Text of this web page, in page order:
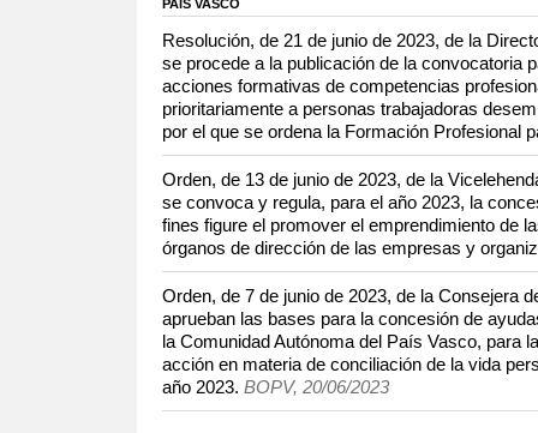
PAÍS VASCO
Resolución, de 21 de junio de 2023, de la
se procede a la publicación de la convocatoria
acciones formativas de competencias
prioritariamente a personas trabajadoras
por el que se ordena la Formación Profesional
Orden, de 13 de junio de 2023, de la
se convoca y regula, para el año 2023, la
fines figure el promover el emprendimiento de
órganos de dirección de las empresas y
Orden, de 7 de junio de 2023, de la Consejera
aprueban las bases para la concesión de
la Comunidad Autónoma del País Vasco, para
acción en materia de conciliación de la vida
año 2023. BOPV, 20/06/2023